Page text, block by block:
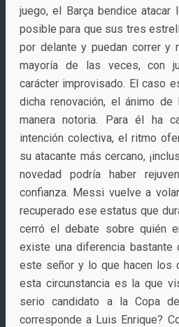
juego, el Barça bendice
posible para que sus tres
por delante y puedan correr y
mayoría de las veces, con
carácter improvisado. El caso
dicha renovación, el ánimo
manera notoria. Para él ha
intención colectiva, el ritmo
su atacante más cercano,
novedad podría haber
confianza. Messi vuelve a
recuperado ese estatus que
cerró el debate sobre quién
existe una diferencia bastante
este señor y lo que hacen los
esta circunstancia es la que
serio candidato a la Copa
corresponde a Luis Enrique?